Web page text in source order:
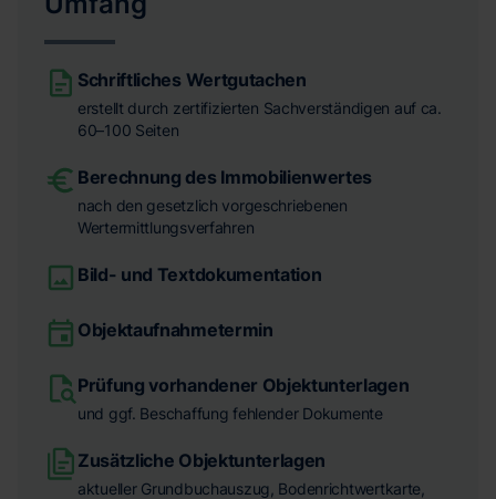
Schriftliches Wertgutachen
erstellt durch zertifizierten Sachverständigen auf ca.
60–100 Seiten
Berechnung des Immobilienwertes
nach den gesetzlich vorgeschriebenen
Wertermittlungsverfahren
Bild- und Textdokumentation
Objektaufnahmetermin
Prüfung vorhandener Objektunterlagen
und ggf. Beschaffung fehlender Dokumente
Zusätzliche Objektunterlagen
aktueller Grundbuchauszug, Bodenrichtwertkarte,